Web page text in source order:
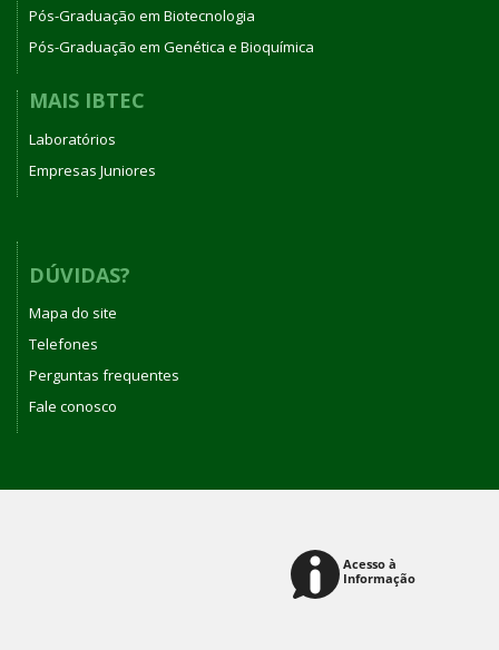
Pós-Graduação em Biotecnologia
Pós-Graduação em Genética e Bioquímica
MAIS IBTEC
Laboratórios
Empresas Juniores
DÚVIDAS?
Mapa do site
Telefones
Perguntas frequentes
Fale conosco